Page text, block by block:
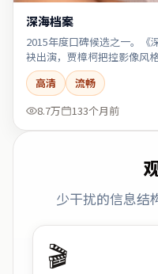
深海档案
2015年度口碑候选之一。《
袂出演，贾樟柯把控影像风
高清
流畅
8.7万
133个月前
少干扰的信息结
🎬